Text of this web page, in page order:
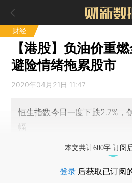
财经
【港股】负油价重
避险情绪拖累股市
2020年04月21日 11:47
恒生指数今日一度下跌2.7%，
幅
本文共计600字 订阅
登录 后获取已订阅